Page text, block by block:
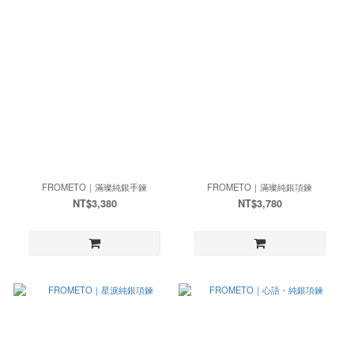
FROMETO｜滿璨純銀手鍊
NT$3,380
FROMETO｜滿璨純銀項鍊
NT$3,780